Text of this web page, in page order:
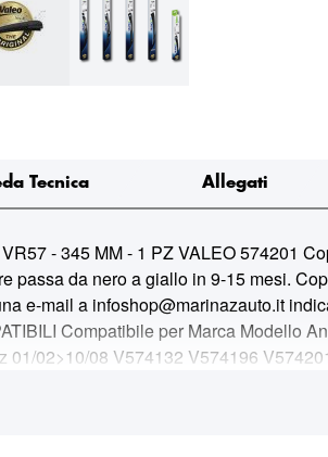
- 345 MM - 1 PZ VALEO 574201
passa da nero a giallo in 9-15 mesi.
e-mail a infoshop@marinazauto.it
Compatibile per Marca Modello
01/02>10/08 V574132 V574196
09/19> V574201 MAZDA Mazda 2
Tecnica Allegati